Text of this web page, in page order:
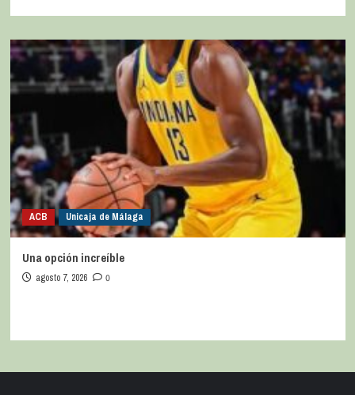
ACB Unicaja de Málaga
Una opción increíble
agosto 7, 2026 0